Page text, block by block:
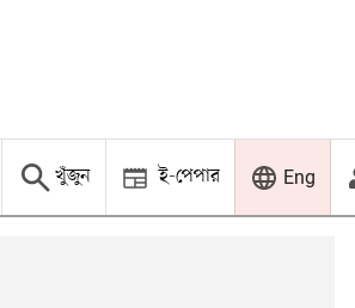
খুঁজুন ই-পেপার Eng